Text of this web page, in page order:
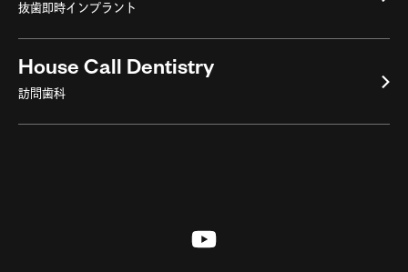
抜歯即時インプラント
House Call Dentistry
訪問⻭科